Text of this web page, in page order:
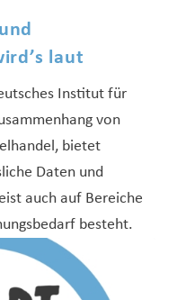
laut
Institut für
von
bietet
Daten und
auch auf Bereiche
besteht.